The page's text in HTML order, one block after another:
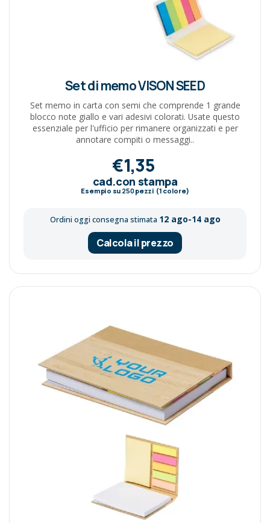
Set di memo VISON SEED
Set memo in carta con semi che comprende 1 grande
blocco note giallo e vari adesivi colorati. Usate questo
essenziale per l'ufficio per rimanere organizzati e per
annotare compiti o messaggi..
€1,35
cad.con stampa
Esempio su 250pezzi (1 colore)
Ordini oggi consegna stimata 12 ago-14 ago
Calcola il prezzo